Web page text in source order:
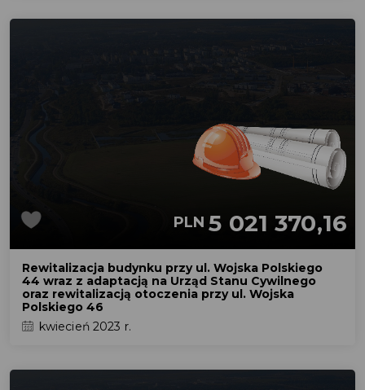
PLN 5 021 370,16
Rewitalizacja budynku przy ul. Wojska Polskiego
44 wraz z adaptacją na Urząd Stanu Cywilnego
oraz rewitalizacją otoczenia przy ul. Wojska
Polskiego 46
kwiecień 2023 r.